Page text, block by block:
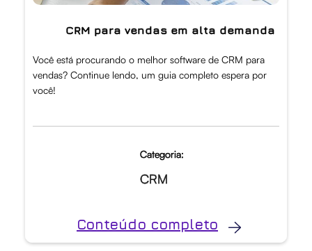
CRM para vendas em alta demanda
Você está procurando o melhor software de CRM para
vendas? Continue lendo, um guia completo espera por
você!
Categoria:
CRM
Conteúdo completo